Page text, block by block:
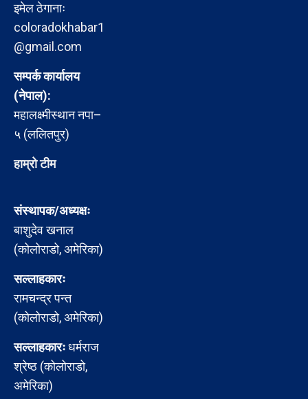
इमेल ठेगानाः
coloradokhabar1
@gmail.com
सम्पर्क कार्यालय
(नेपाल):
महालक्ष्मीस्थान नपा–
५ (ललितपुर)
हाम्रो टीम
संस्थापक/अध्यक्षः
बाशुदेव खनाल
(कोलोराडो, अमेरिका)
सल्लाहकारः
रामचन्द्र पन्त
(कोलोराडो, अमेरिका)
सल्लाहकारःधर्मराज
श्रेष्ठ (कोलोराडो,
अमेरिका)